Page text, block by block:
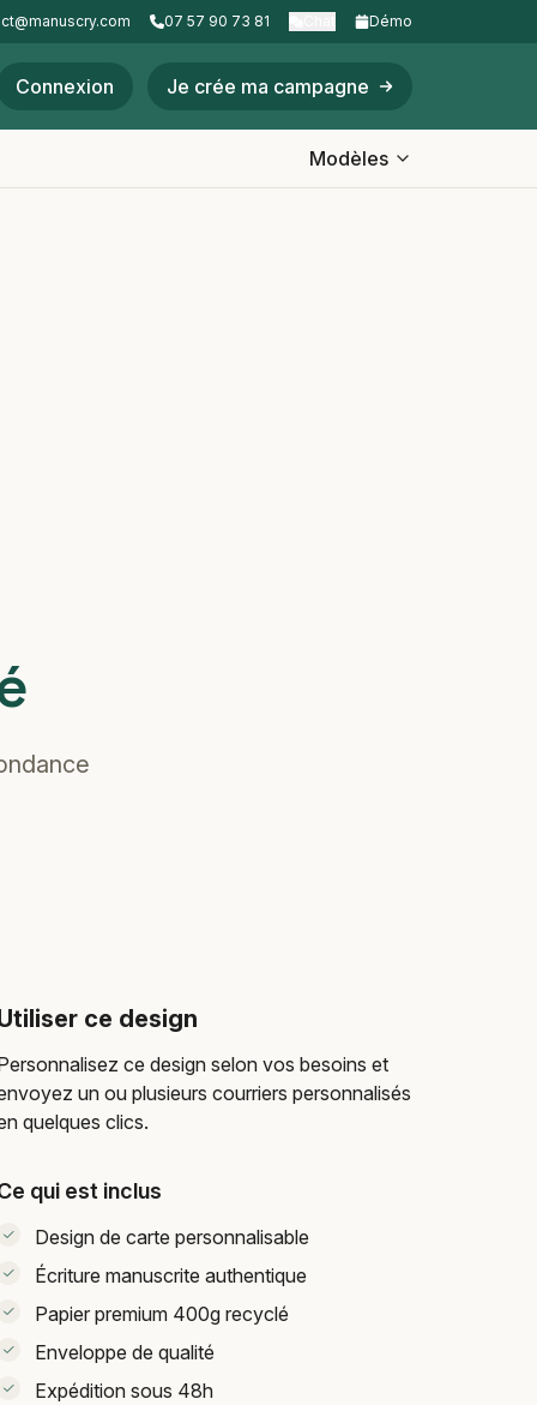
07 57 90 73 81 Démo
Connexion Je crée ma campagne
Modèles
ce design
ce design selon vos besoins et
un ou plusieurs courriers personnalisés
quelques clics.
qui est inclus
Design de carte personnalisable
Écriture manuscrite authentique
Papier premium 400g recyclé
Enveloppe de qualité
Expédition sous 48h